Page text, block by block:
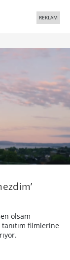
REKLAM
olsam
filmlerine